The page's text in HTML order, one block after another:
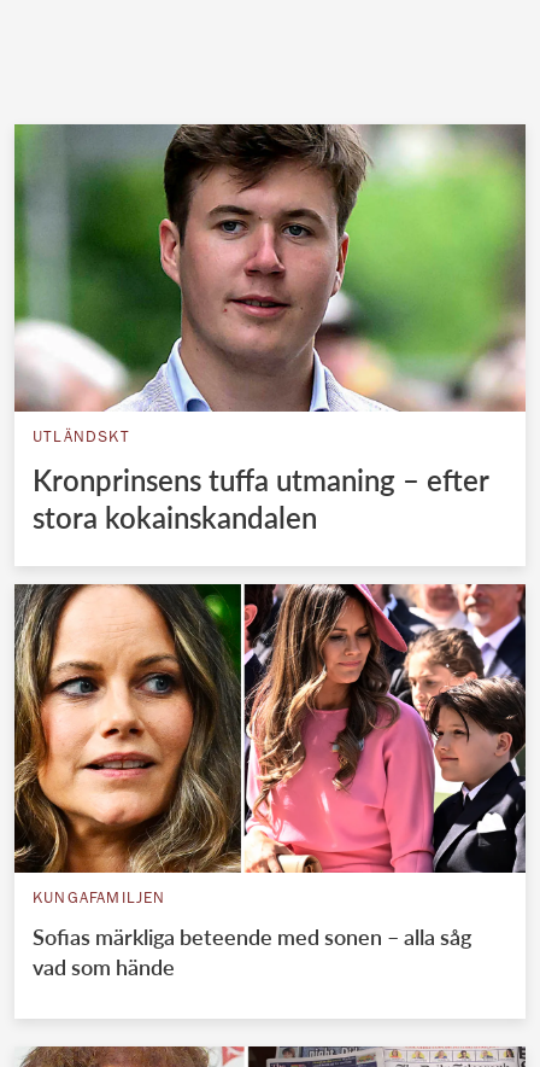
UTLÄNDSKT
Kronprinsens tuffa utmaning – efter
stora kokainskandalen
KUNGAFAMILJEN
Sofias märkliga beteende med sonen – alla såg
vad som hände